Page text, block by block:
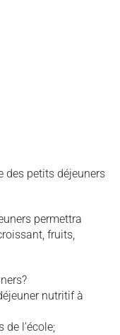
des petits déjeuners
permettra
fruits,
nutritif à
de l’école;